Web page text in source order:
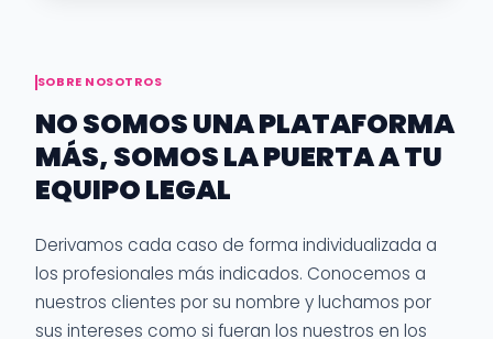
SOBRE NOSOTROS
NO SOMOS UNA PLATAFORMA
MÁS, SOMOS LA PUERTA A TU
EQUIPO LEGAL
Derivamos cada caso de forma individualizada a
los profesionales más indicados. Conocemos a
nuestros clientes por su nombre y luchamos por
sus intereses como si fueran los nuestros en los